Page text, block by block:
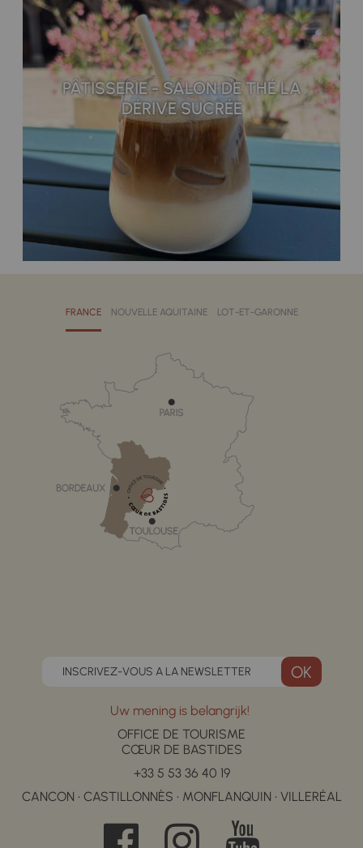
PÂTISSERIE - SALON DE THÉ LA
DÉRIVE SUCRÉE
FRANCE NOUVELLE AQUITAINE LOT-ET-GARONNE
INSCRIVEZ-VOUS A LA NEWSLETTER
Uw mening is belangrijk!
OFFICE DE TOURISME
CŒUR DE BASTIDES
+33 5 53 36 40 19
CANCON • CASTILLONNÈS • MONFLANQUIN • VILLERÉAL